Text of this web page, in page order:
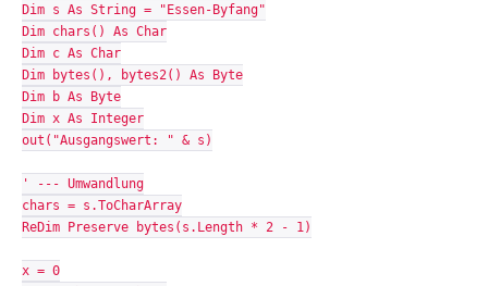
Dim s As String = "Essen-Byfang"
Dim chars() As Char
Dim c As Char
Dim bytes(), bytes2() As Byte
Dim b As Byte
Dim x As Integer
out("Ausgangswert: " & s)
' --- Umwandlung
chars = s.ToCharArray
ReDim Preserve bytes(s.Length * 2 - 1)
x = 0